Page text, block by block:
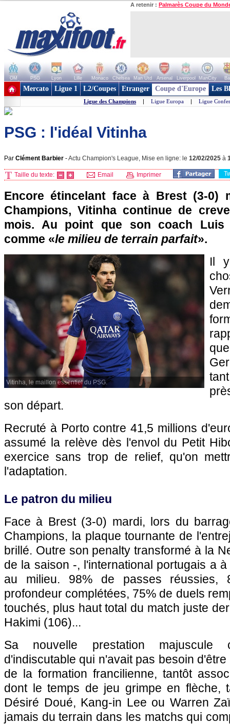
A retenir : Palmarès Coupe du
OM PSG Lyon Lille Monaco Chelsea Man Utd Arsenal Liverpool ManCity
+ de clubs
Mercato Ligue 1 L2/Coupes Etranger Coupe d'Europe Les
Ligue des Champions | Ligue Europa | Ligue
PSG : l'idéal Vitinha
Par Clément Barbier -Actu Champion's League, Mise en ligne: le 12/02/2025 à
Taille du texte: Email Imprimer
Encore étincelant face à Brest (3-0)
Champions, Vitinha continue de
mois. Au point que son coach Luis
comme «le milieu de terrain parfait».
Vitinha, le maillon essentiel du PSG.
Il
son départ.
Recruté à Porto contre 41,5 millions
assumé la relève dès l'envol du Petit
exercice sans trop de relief, qu'on
l'adaptation.
Le patron du milieu
Face à Brest (3-0) mardi, lors du
Champions, la plaque tournante de
brillé. Outre son penalty transformé à la
de la saison -, l'international portugais a
au milieu. 98% de passes réussies,
profondeur complétées, 75% de duels
touchés, plus haut total du match juste
Hakimi (106)...
Sa nouvelle prestation majuscule
d'indiscutable qui n'avait pas besoin
de la formation francilienne, tantôt
dont le temps de jeu grimpe en flèche,
Désiré Doué, Kang-in Lee ou Warren
jamais du terrain dans les matchs qui